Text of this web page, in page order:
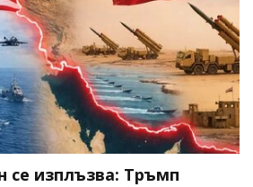
се изплъзва: Тръмп